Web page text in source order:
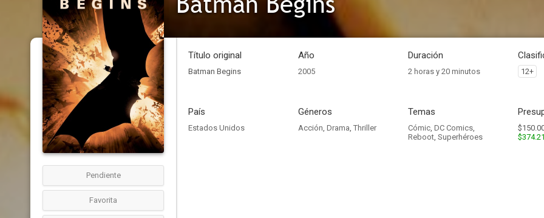
Pendiente
Favorita
Título original
Batman Begins
Año
2005
Duración
2 horas y 20 minutos 12+
País
Estados Unidos
Géneros
Acción, Drama, Thriller
Temas
Cómic, DC Comics,
Reboot, Superhéroes